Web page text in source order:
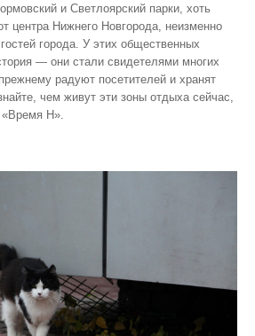
и Светлоярский парки, хоть
центра Нижнего Новгорода, неизменно
города. У этих общественных
— они стали свидетелями многих
радуют посетителей и хранят
чем живут эти зоны отдыха сейчас,
Н».